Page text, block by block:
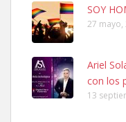
Adopcion
Busco casa de acogida
SOY
27 mayo,
Ariel
con los
13